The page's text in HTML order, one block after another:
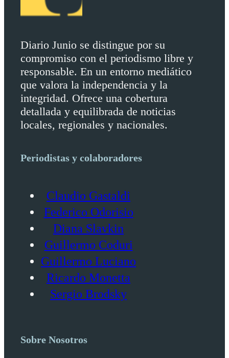
Diario Junio se distingue por su
compromiso con el periodismo libre y
responsable. En un entorno mediático
que valora la independencia y la
integridad. Ofrece una cobertura
detallada y equilibrada de noticias
locales, regionales y nacionales.
Periodistas y colaboradores
Claudio Gastaldi
Federico Odorisio
Diana Slavkin
Guillermo Coduri
Guillermo Luciano
Ricardo Monetta
Sergio Brodsky
Sobre Nosotros